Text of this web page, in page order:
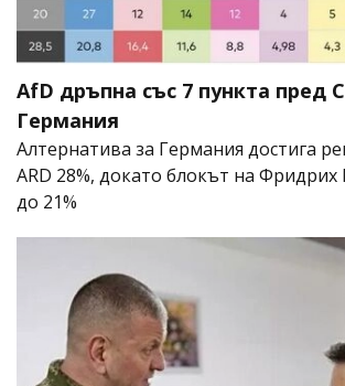
AfD дръпна със 7 пункта пред
Германия
Алтернатива за Германия достига
ARD 28%, докато блокът на
до 21%